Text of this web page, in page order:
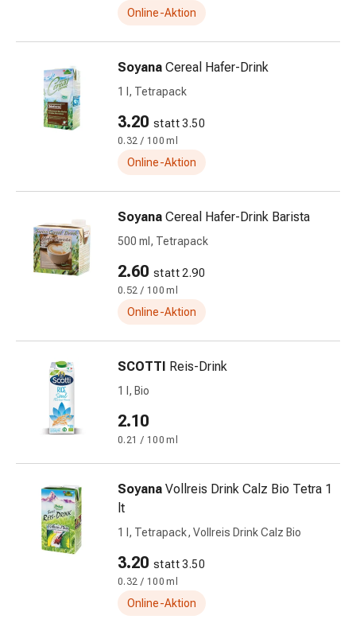
Hautpflege
Ekzeme
&
Juckreiz
Hühneraugen
Warzen
Nagel-
Trockene
Haut
Schwitzen
Unreine
Haut
Akne
Naturmittel
Pflanzenknospen
Homöopathie
Phytotherapie
Schüssler-
Salz
Anthroposophika
Online-Aktion
Soyana Cereal Hafer-Drink
1 l, Tetrapack
3.20 statt 3.50
0.32 / 100 ml
Online-Aktion
Soyana Cereal Hafer-Drink Barista
500 ml, Tetrapack
2.60 statt 2.90
0.52 / 100 ml
Online-Aktion
SCOTTI Reis-Drink
1 l, Bio
2.10
0.21 / 100 ml
Soyana Vollreis Drink Calz Bio Tetra 1
lt
1 l, Tetrapack, Vollreis Drink Calz Bio
3.20 statt 3.50
0.32 / 100 ml
Online-Aktion